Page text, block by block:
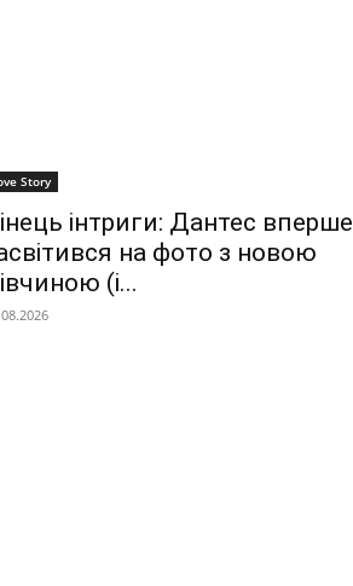
Story
інтриги: Дантес вперше
на фото з новою
(і...